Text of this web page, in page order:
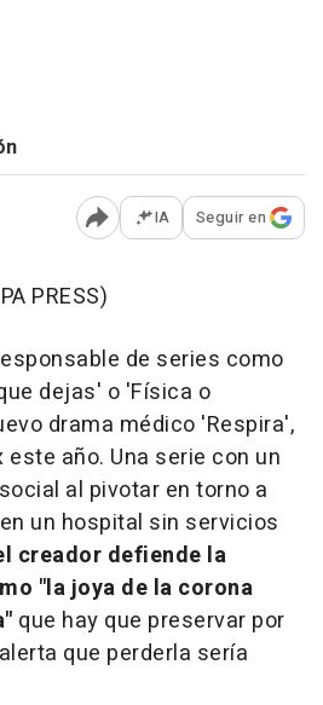
Abrir opciones para
IA Seguir en
PRESS)
de series como
dejas' o 'Física o
drama médico 'Respira',
año. Una serie con un
al pivotar en torno a
un hospital sin servicios
creador defiende la
"la joya de la corona
que hay que preservar por
que perderla sería